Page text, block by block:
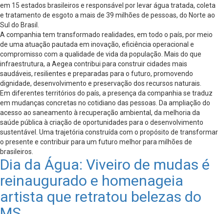
em 15 estados brasileiros e responsável por levar água tratada, coleta
e tratamento de esgoto a mais de 39 milhões de pessoas, do Norte ao
Sul do Brasil.
A companhia tem transformado realidades, em todo o país, por meio
de uma atuação pautada em inovação, eficiência operacional e
compromisso com a qualidade de vida da população. Mais do que
infraestrutura, a Aegea contribui para construir cidades mais
saudáveis, resilientes e preparadas para o futuro, promovendo
dignidade, desenvolvimento e preservação dos recursos naturais.
Em diferentes territórios do país, a presença da companhia se traduz
em mudanças concretas no cotidiano das pessoas. Da ampliação do
acesso ao saneamento à recuperação ambiental, da melhoria da
saúde pública à criação de oportunidades para o desenvolvimento
sustentável. Uma trajetória construída com o propósito de transformar
o presente e contribuir para um futuro melhor para milhões de
brasileiros.
Dia da Água: Viveiro de mudas é
reinaugurado e homenageia
artista que retratou belezas do